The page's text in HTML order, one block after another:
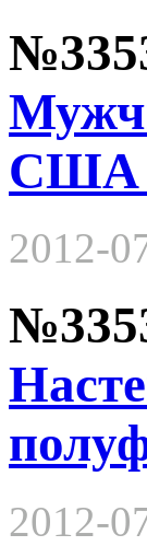
США
2012-
2012-